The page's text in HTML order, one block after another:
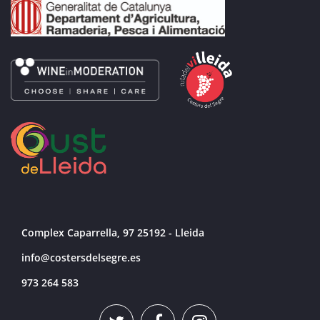
Complex Caparrella, 97 25192 - Lleida
info@costersdelsegre.es
973 264 583